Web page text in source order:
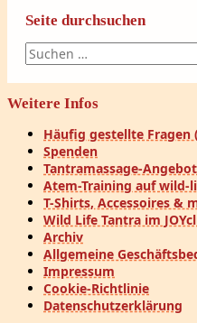
Seite durchsuchen
Suchen
nach:
Weitere Infos
Häufig gestellte Fragen
Spenden
Tantramassage-
Atem-Training auf wild-
T-Shirts, Accessoires &
Wild Life Tantra im
Archiv
Allgemeine
Impressum
Cookie-Richtlinie
Datenschutzerklärung